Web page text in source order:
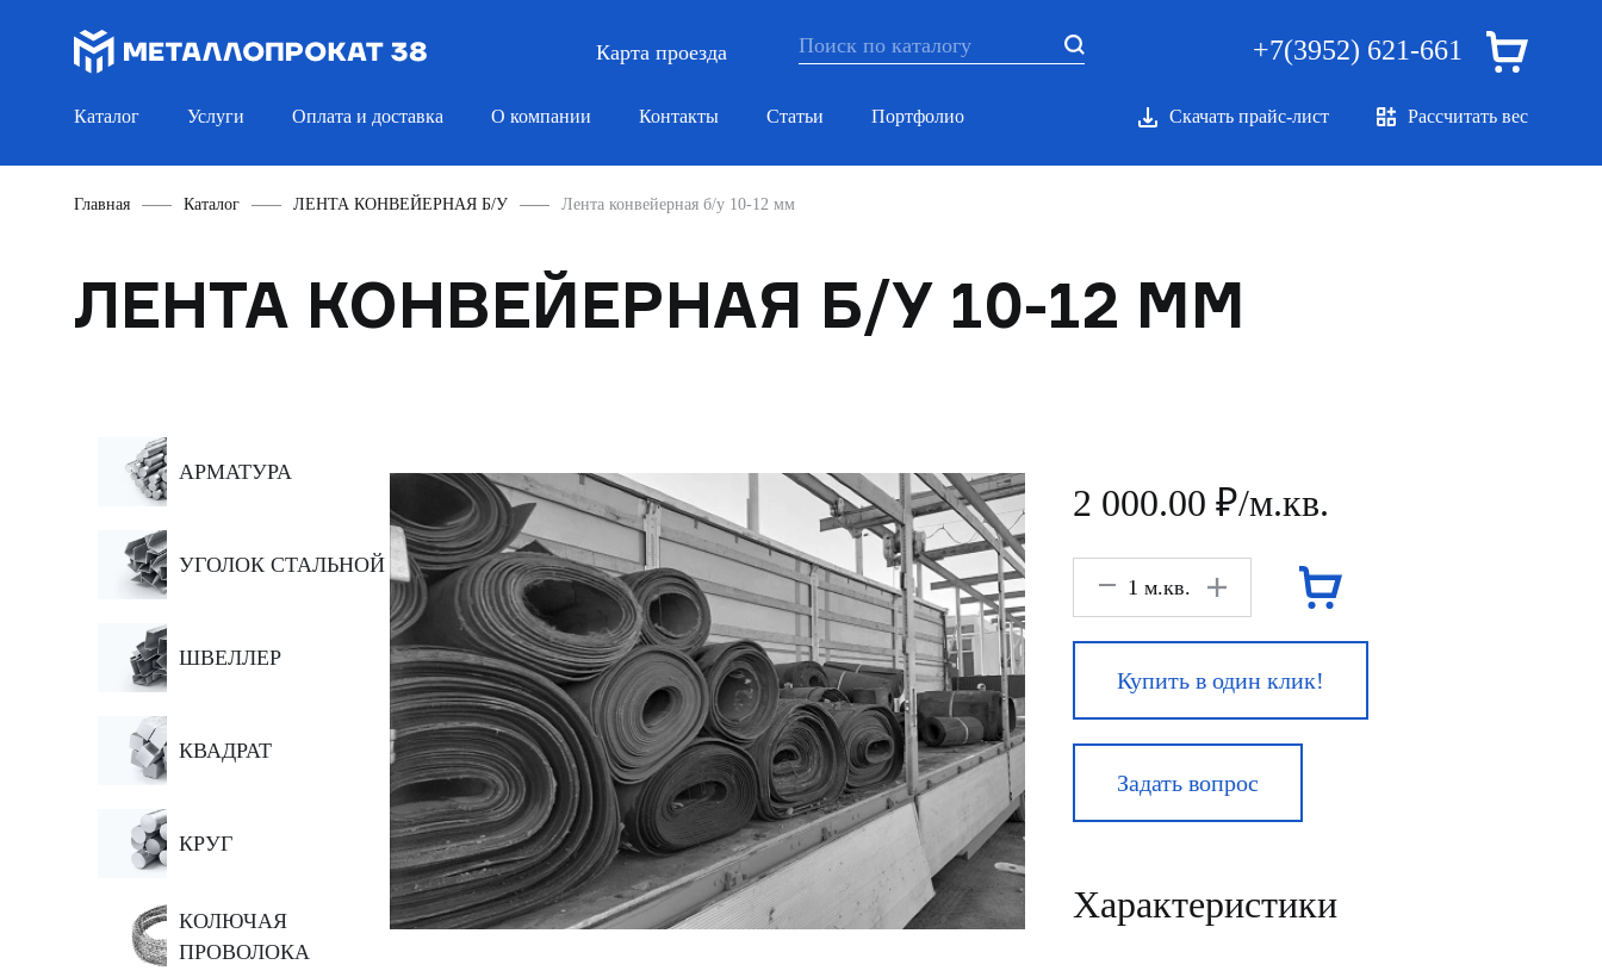
Карта проезда +7(3952) 621-661
Каталог Услуги Оплата и доставка О компании Контакты Статьи Портфолио Скачать прайс-лист Рассчитать вес
Главная Каталог ЛЕНТА КОНВЕЙЕРНАЯ Б/У Лента конвейерная б/у 10-12 мм
ЛЕНТА КОНВЕЙЕРНАЯ Б/У 10-12 ММ
АРМАТУРА
УГОЛОК СТАЛЬНОЙ
ШВЕЛЛЕР
КВАДРАТ
КРУГ
КОЛЮЧАЯ
ПРОВОЛОКА
2 000.00 ₽/м.кв.
м.кв.
Купить в один клик!
Задать вопрос
Характеристики